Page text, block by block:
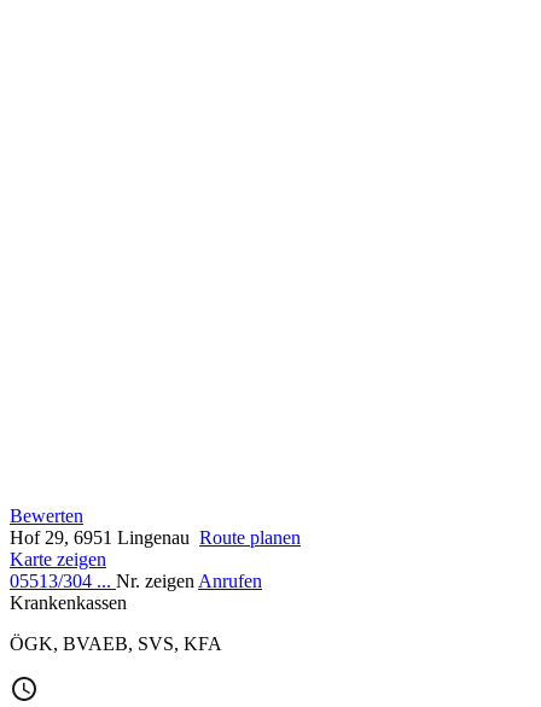
Bewerten
Hof 29, 6951 Lingenau Route planen
Karte zeigen
05513/304 ... Nr. zeigen Anrufen
Krankenkassen
ÖGK, BVAEB, SVS, KFA